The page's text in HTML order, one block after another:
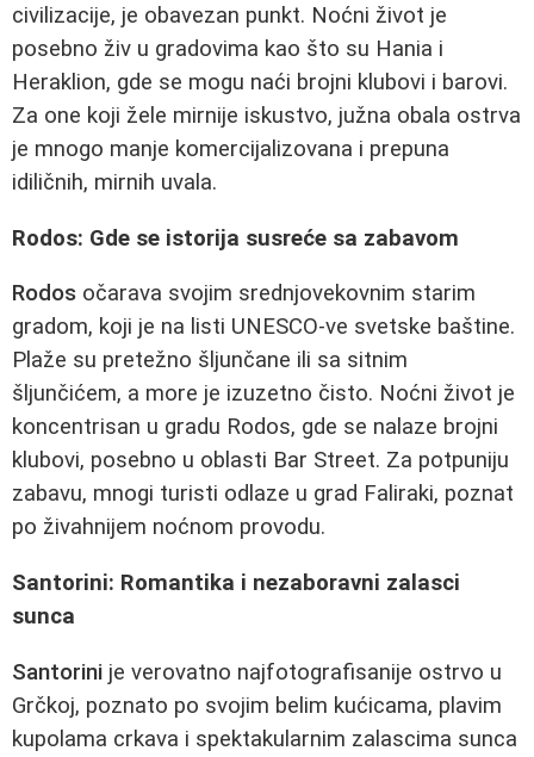
civilizacije, je obavezan punkt. Noćni život je
posebno živ u gradovima kao što su Hania i
Heraklion, gde se mogu naći brojni klubovi i barovi.
Za one koji žele mirnije iskustvo, južna obala ostrva
je mnogo manje komercijalizovana i prepuna
idiličnih, mirnih uvala.
Rodos: Gde se istorija susreće sa zabavom
Rodos očarava svojim srednjovekovnim starim
gradom, koji je na listi UNESCO-ve svetske baštine.
Plaže su pretežno šljunčane ili sa sitnim
šljunčićem, a more je izuzetno čisto. Noćni život je
koncentrisan u gradu Rodos, gde se nalaze brojni
klubovi, posebno u oblasti Bar Street. Za potpuniju
zabavu, mnogi turisti odlaze u grad Faliraki, poznat
po živahnijem noćnom provodu.
Santorini: Romantika i nezaboravni zalasci
sunca
Santorini je verovatno najfotografisanije ostrvo u
Grčkoj, poznato po svojim belim kućicama, plavim
kupolama crkava i spektakularnim zalascima sunca